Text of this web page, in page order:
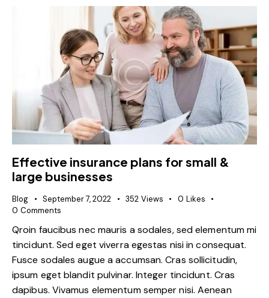
Effective insurance plans for small &
large businesses
Blog September 7, 2022 352 Views 0 Likes
0 Comments
Qroin faucibus nec mauris a sodales, sed elementum mi
tincidunt. Sed eget viverra egestas nisi in consequat.
Fusce sodales augue a accumsan. Cras sollicitudin,
ipsum eget blandit pulvinar. Integer tincidunt. Cras
dapibus. Vivamus elementum semper nisi. Aenean